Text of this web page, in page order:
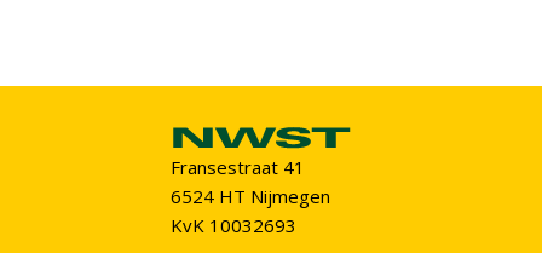
Fransestraat 41
6524 HT Nijmegen
KvK 10032693